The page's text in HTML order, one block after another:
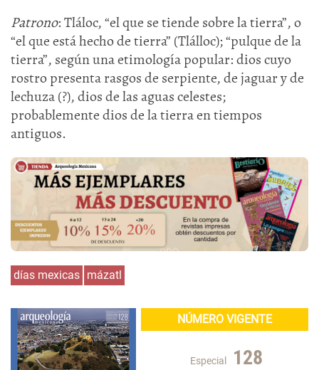
Patrono: Tláloc, “el que se tiende sobre la tierra”, o
“el que está hecho de tierra” (Tlálloc); “pulque de la
tierra”, según una etimología popular: dios cuyo
rostro presenta rasgos de serpiente, de jaguar y de
lechuza (?), dios de las aguas celestes;
probablemente dios de la tierra en tiempos
antiguos.
días mexicas mázatl
NÚMERO VIGENTE
Especial 128